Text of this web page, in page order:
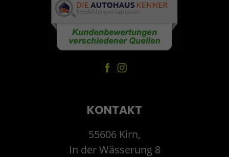
KONTAKT
55606 Kirn,
In der Wässerung 8